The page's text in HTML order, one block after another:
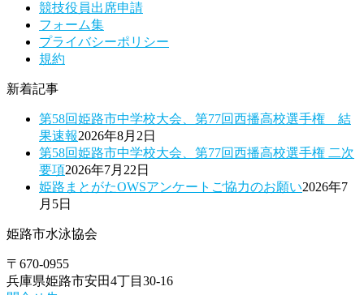
競技役員出席申請
フォーム集
プライバシーポリシー
規約
新着記事
第58回姫路市中学校大会、第77回西播高校選手権 結
果速報2026年8月2日
第58回姫路市中学校大会、第77回西播高校選手権 二次
要項2026年7月22日
姫路まとがたOWSアンケートご協力のお願い2026年7
月5日
姫路市水泳協会
〒670-0955
兵庫県姫路市安田4丁目30-16